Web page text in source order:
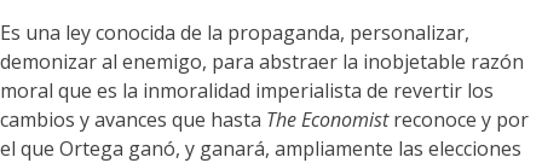
Es una ley conocida de la propaganda, personalizar,
demonizar al enemigo, para abstraer la inobjetable razón
moral que es la inmoralidad imperialista de revertir los
cambios y avances que hasta The Economistreconoce y por
el que Ortega ganó, y ganará, ampliamente las elecciones